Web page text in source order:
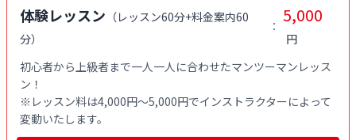
体験レッスン （レッスン60分+料金案内60
分）
： 5,000
円
初心者から上級者まで一人一人に合わせたマンツーマンレッス
ン！
※レッスン料は4,000円〜5,000円でインストラクターによって
変動いたします。